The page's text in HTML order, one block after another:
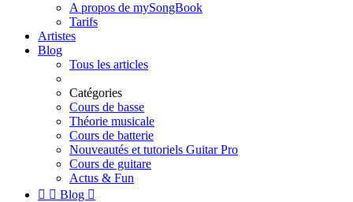
A propos de mySongBook
Tarifs
Artistes
Blog
Tous les articles
Catégories
Cours de basse
Théorie musicale
Cours de batterie
Nouveautés et tutoriels Guitar Pro
Cours de guitare
Actus & Fun
  Blog 